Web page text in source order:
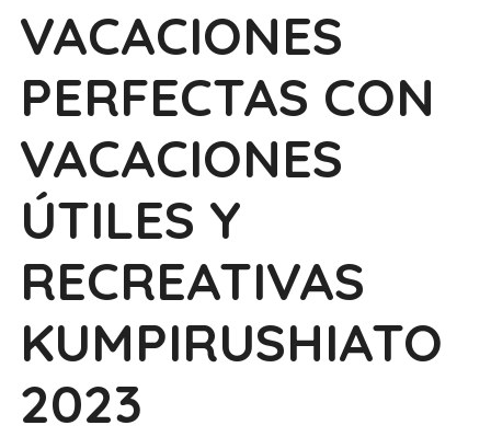
VACACIONES
PERFECTAS CON
VACACIONES
ÚTILES Y
RECREATIVAS
KUMPIRUSHIATO
2023